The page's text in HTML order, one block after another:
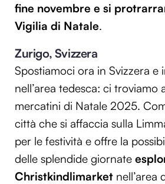
fine novembre e si
Vigilia di Natale.
Zurigo, Svizzera
Spostiamoci ora in Svizzera e
nell’area tedesca: ci troviamo
mercatini di Natale 2025.
città che si affaccia sulla
per le festività e offre la
delle splendide giornate
Christkindlimarket nell’area